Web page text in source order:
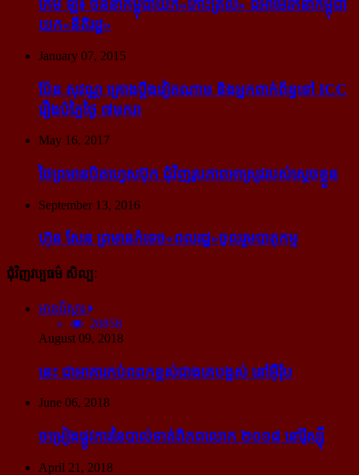
កែម ឡី៖ ចិន​នាំ​កម្ពុជា​យក​«កោះ​ត្រល់» ឯ​អាមេរិក​នាំ​កម្ពុជា​
យក​«នីតិរដ្ឋ»
January 07, 2015
ប៉ែន សុវណ្ណ គ្រោង​ប្តឹង​វៀតណាម និង​អ្នក​ពាក់​ព័ន្ធ​ទៅ ICC
រឿង​បំភ្លៃ​ថ្ងៃ ៧​មករា
May 16, 2017
ថៃ​ព្រមាន​បិត​ហ្វេសប៊ុក ជុំ​វិញ​រូបភាព​អាស្រូវ​របស់​ស្ដេច​ខ្លួន
September 13, 2016
ហ៊ុន សែន ព្រមាន​កំទេច​«ពលរដ្ឋ»​ចូលរួម​បាតុកម្ម
ជុំវិញវប្បធម៌ សិល្បៈ
អានពិស្ដារ
20858
August 09, 2018
នេះ ជា​អាគារ​កប់​ពពក​ខ្ពស់​ជាង​គេ​បង្អស់ នៅ​អ៊ឺរ៉ុប
June 06, 2018
ចម្រៀង​ផ្លូវការ​នៃ​បាល់ទាត់​ពិភពលោក ២០១៨ នៅ​រ៉ូស្ស៊ី
April 21, 2018